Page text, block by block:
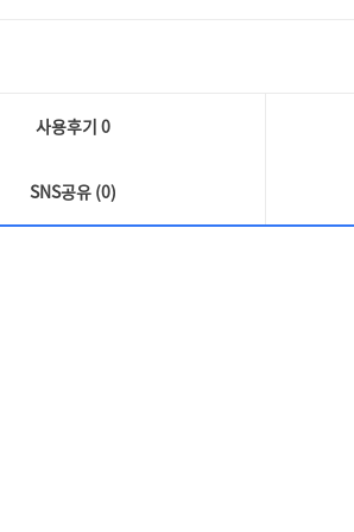
사용후기 0
SNS공유 (0)